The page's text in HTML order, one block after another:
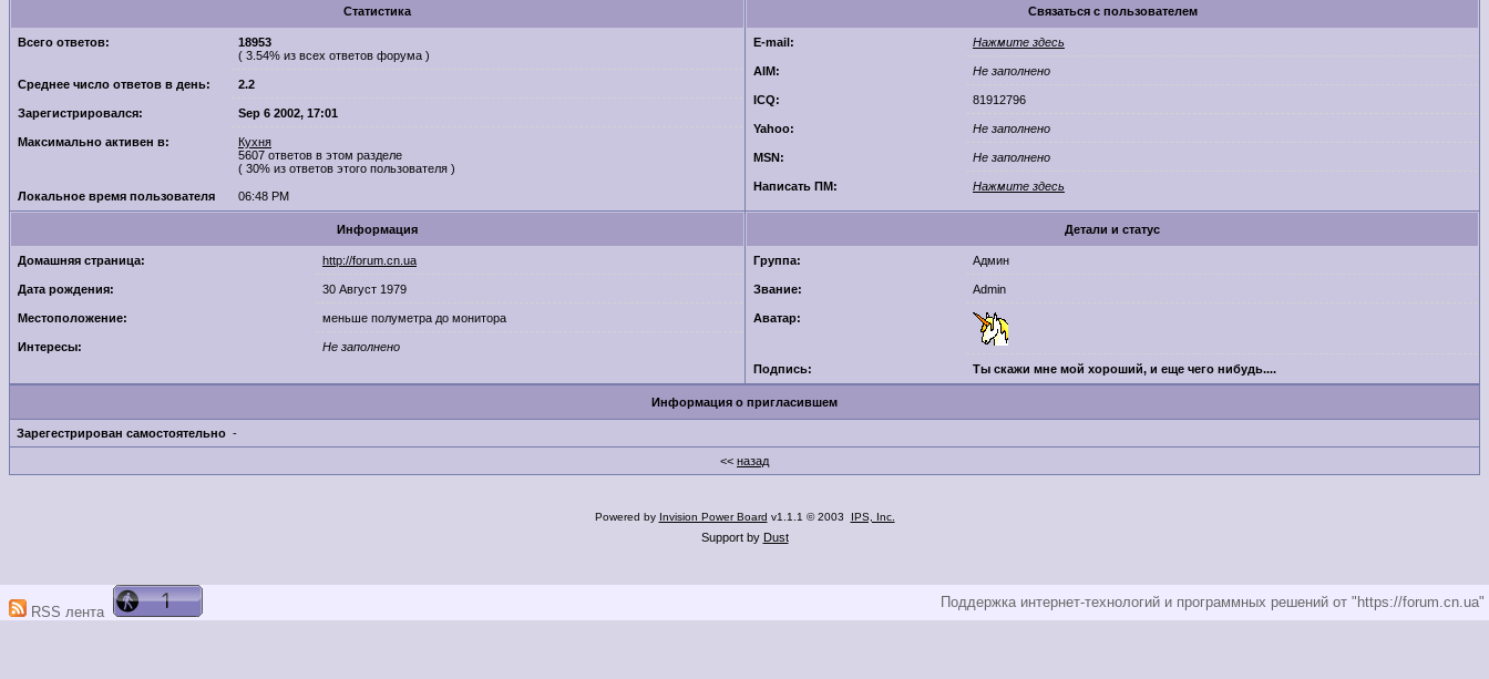
Cтатистика
Всего ответов:
18953
( 3.54% из всех ответов форума )
Среднее число ответов в день: 2.2
Зарегистрировался: Sep 6 2002, 17:01
Максимально активен в:
Кухня
5607 ответов в этом разделе
( 30% из ответов этого пользователя )
Локальное время пользователя 06:48 PM
Связаться с пользователем
E-mail: Нажмите здесь
AIM: Не заполнено
ICQ: 81912796
Yahoo: Не заполнено
MSN: Не заполнено
Написать ПМ: Нажмите здесь
Информация
Домашняя страница: http://forum.cn.ua
Дата рождения: 30 Август 1979
Местоположение: меньше полуметра до монитора
Интересы: Не заполнено
Детали и статус
Группа: Админ
Звание: Admin
Аватар:
Подпись: Ты скажи мне мой хороший, и еще чего нибудь....
Информация о приглаcившем
Зарегестрирован самостоятельно -
<< назад
Powered by Invision Power Board v1.1.1 © 2003 IPS, Inc.
Support by Dust
RSS лента
Поддержка интернет-технологий и программных решений от "https://forum.cn.ua"